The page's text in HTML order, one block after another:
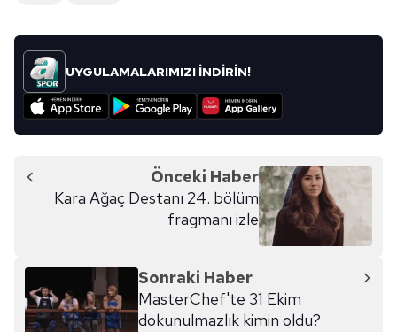
UYGULAMALARIMIZI İNDİRİN!
Önceki Haber
Kara Ağaç Destanı 24. bölüm
fragmanı izle
Sonraki Haber
MasterChef'te 31 Ekim
dokunulmazlık kimin oldu?